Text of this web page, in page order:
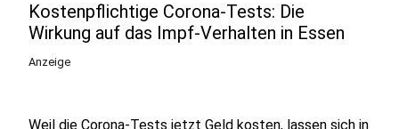
Kostenpflichtige Corona-Tests: Die
Wirkung auf das Impf-Verhalten in Essen
Anzeige
Weil die Corona-Tests jetzt Geld kosten, lassen sich in